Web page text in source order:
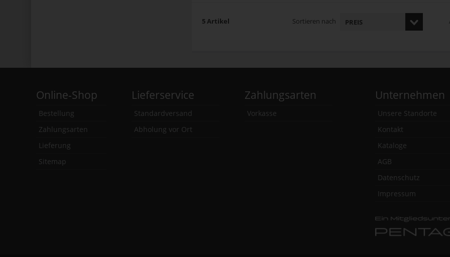
5 Artikel Sortieren nach
Online-Shop
Bestellung
Zahlungsarten
Lieferung
Sitemap
Lieferservice
Standardversand
Abholung vor Ort
Zahlungsarten
Vorkasse
Unternehmen
Unsere Standorte
Kontakt
Kataloge
AGB
Datenschutz
Impressum